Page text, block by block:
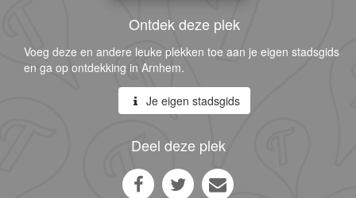
Ontdek deze plek
Voeg deze en andere leuke plekken toe aan je eigen stadsgids
en ga op ontdekking in Arnhem.
Je eigen stadsgids
Deel deze plek